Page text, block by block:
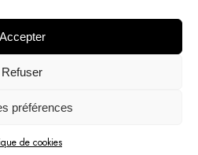
Accepter
Refuser
préférences
de cookies
– Dakar-Senegal